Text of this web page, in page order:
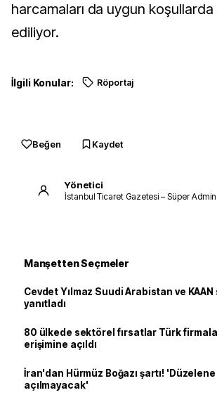
harcamaları da uygun
ediliyor.
İlgili Konular: Röportaj
Beğen Kaydet
Yönetici
İstanbul Ticaret Gazetesi – Süper Admin
Manşetten Seçmeler
Cevdet Yılmaz Suudi Arabistan ve
yanıtladı
80 ülkede sektörel fırsatlar Türk
erişimine açıldı
İran'dan Hürmüz Boğazı şartı!
açılmayacak'